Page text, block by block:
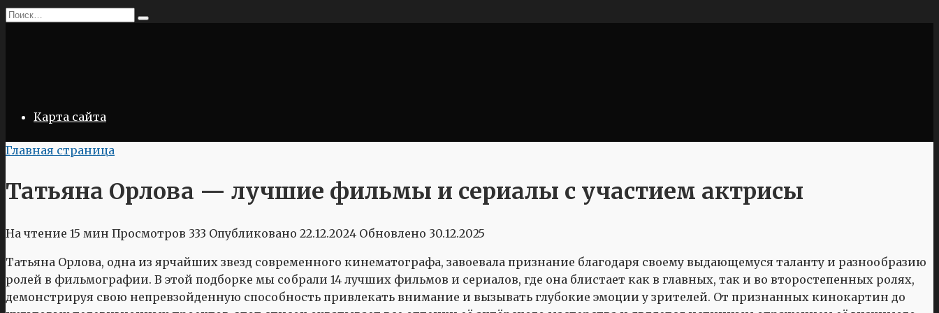
Перейти
Search
Карта сайта
Главная страница
Татьяна Орлова — лучшие фильмы и сериалы с участием актрисы
На чтение 15 мин Просмотров 333 Опубликовано 22.12.2024 Обновлено 30.12.2025
Татьяна Орлова, одна из ярчайших звезд современного кинематографа, завоевала признание благодаря своему выдающемуся таланту и разнообразию
ролей в фильмографии. В этой подборке мы собрали 14 лучших фильмов и сериалов, где она блистает как в главных, так и во второстепенных ролях,
демонстрируя свою непревзойденную способность привлекать внимание и вызывать глубокие эмоции у зрителей. От признанных кинокартин до